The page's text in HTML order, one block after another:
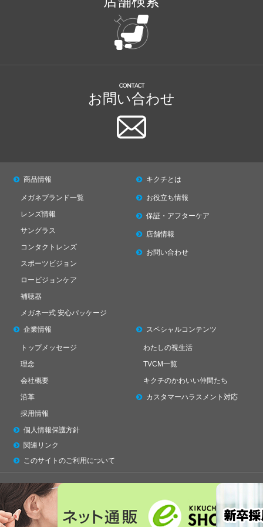
CONTACT
お問い合わせ
商品情報
メガネブランド一覧
レンズ情報
サングラス
コンタクトレンズ
スポーツビジョン
ロービジョンケア
補聴器
メガネ一式 安心パッケージ
キクチとは
お役立ち情報
保証・アフターケア
店舗情報
お問い合わせ
企業情報
トップメッセージ
理念
会社概要
沿革
採用情報
個人情報保護方針
関連リンク
このサイトのご利用について
スペシャルコンテンツ
わたしの視生活
TVCM一覧
キクチのかわいい仲間たち
カスタマーハラスメント対応